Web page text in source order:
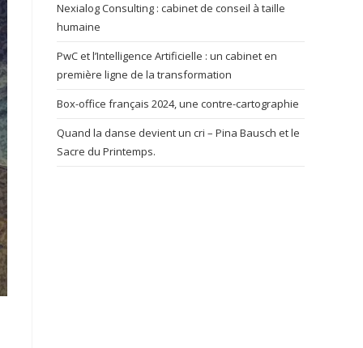
Nexialog Consulting : cabinet de conseil à taille
humaine
PwC et l’Intelligence Artificielle : un cabinet en
première ligne de la transformation
Box-office français 2024, une contre-cartographie
Quand la danse devient un cri – Pina Bausch et le
Sacre du Printemps.